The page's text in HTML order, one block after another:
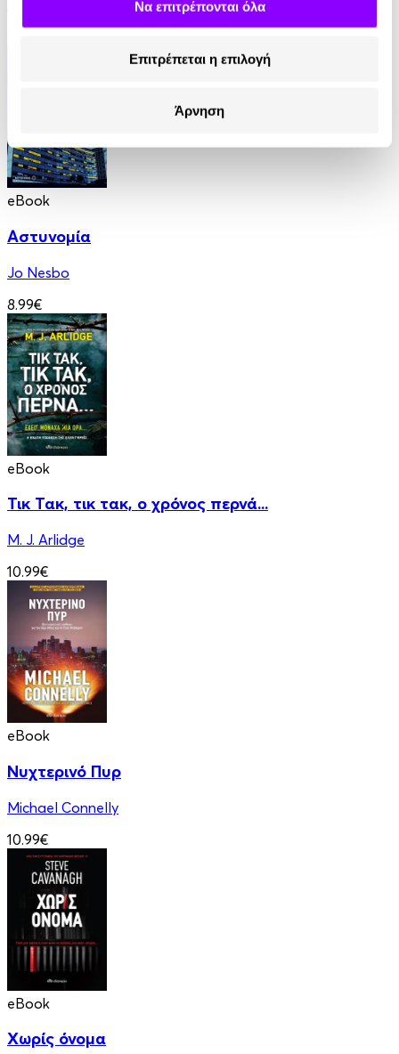
Να επιτρέπονται όλα
Επιτρέπεται η επιλογή
Άρνηση
eBook
Αστυνομία
Jo Nesbo
8.99€
eBook
Τικ Τακ, τικ τακ, ο χρόνος περνά...
M. J. Arlidge
10.99€
eBook
Νυχτερινό Πυρ
Michael Connelly
10.99€
eBook
Χωρίς όνομα